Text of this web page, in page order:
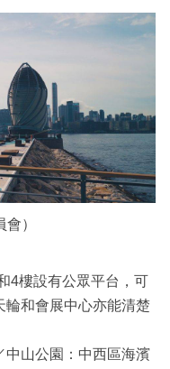
）
4樓設有公眾平台，可
輪和會展中心亦能清楚
中山公園：中西區海濱